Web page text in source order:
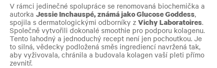
V rámci jedinečné spolupráce se renomovaná biochemička a
autorka Jessie Inchauspé, známá jako Glucose Goddess,
spojila s dermatologickými odborníky z Vichy Laboratoires.
Společně vytvořili dokonalé smoothie pro podporu kolagenu.
Tento lahodný a jednoduchý recept není jen pochoutkou. Je
to silná, vědecky podložená směs ingrediencí navržená tak,
aby vyživovala, chránila a budovala kolagen vaší pleti přímo
zevnitř.